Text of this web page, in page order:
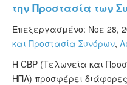
την Προστασία των
Επεξεργασμένο: Νοε 28,
και Προστασία Συνόρων,
Η CBP (Τελωνεία και
ΗΠΑ) προσφέρει